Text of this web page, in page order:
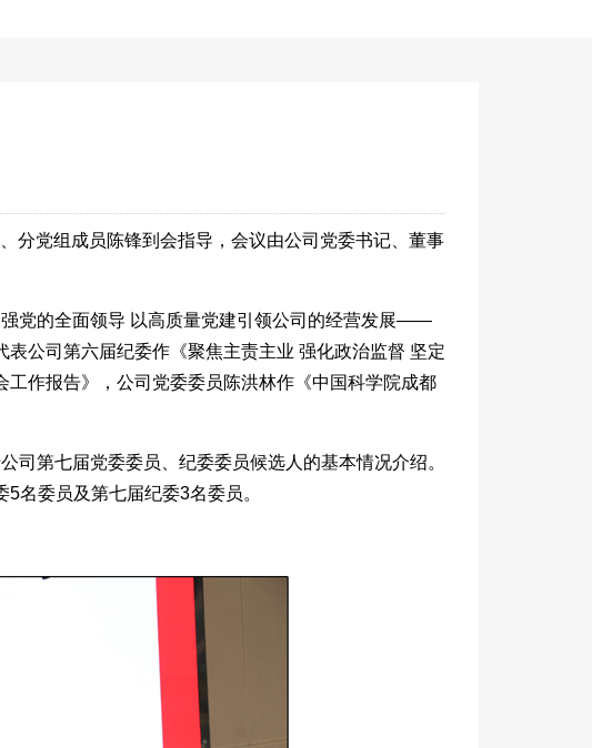
分党组成员陈锋到会指导，会议由公司党委书记、董事
党的全面领导 以高质量党建引领公司的经营发展——
公司第六届纪委作《聚焦主责主业 强化政治监督 坚定
作报告》，公司党委委员陈洪林作《中国科学院成都
司第七届党委委员、纪委委员候选人的基本情况介绍。
名委员及第七届纪委3名委员。